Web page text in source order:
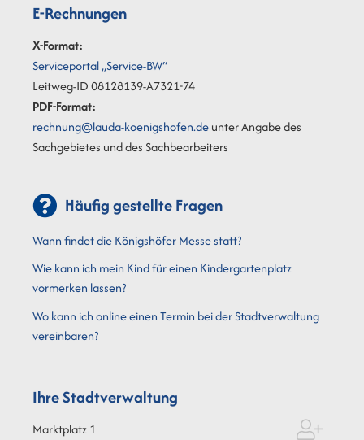
E-Rechnungen
X-Format:
Serviceportal „Service-BW“
Leitweg-ID 08128139-A7321-74
PDF-Format:
rechnung@lauda-koenigshofen.deunter Angabe des
Sachgebietes und des Sachbearbeiters
Häufig gestellte Fragen
Wann findet die Königshöfer Messe statt?
Wie kann ich mein Kind für einen Kindergartenplatz
vormerken lassen?
Wo kann ich online einen Termin bei der Stadtverwaltung
vereinbaren?
Ihre Stadtverwaltung
Marktplatz 1